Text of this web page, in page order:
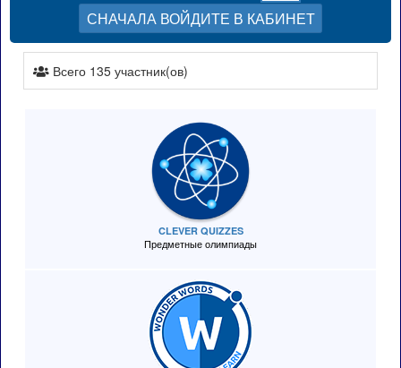
СНАЧАЛА ВОЙДИТЕ В КАБИНЕТ
Всего 135 участник(ов)
CLEVER QUIZZES
Предметные олимпиады